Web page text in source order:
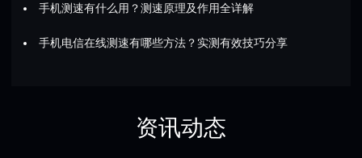
手机测速有什么用？测速原理及作用全详解
手机电信在线测速有哪些方法？实测有效技巧分享
资讯动态